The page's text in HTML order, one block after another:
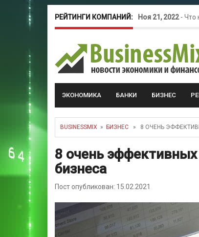
РЕЙТИНГИ КОМПАНИЙ: Ноя 21, 2022- Что
Май 16, 2022-
ЭКОНОМИКА БАНКИ БИЗНЕС
BUSINESSMIX » БИЗНЕС » 8 ОЧЕНЬ
8 очень
бизнеса
Пост опубликован: 15.02.2021